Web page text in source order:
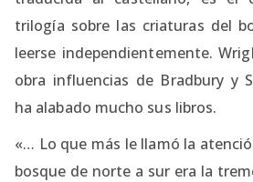
trilogía sobre las criaturas del
leerse independientemente.
obra influencias de Bradbury y
ha alabado mucho sus libros.
«… Lo que más le llamó la
bosque de norte a sur era la